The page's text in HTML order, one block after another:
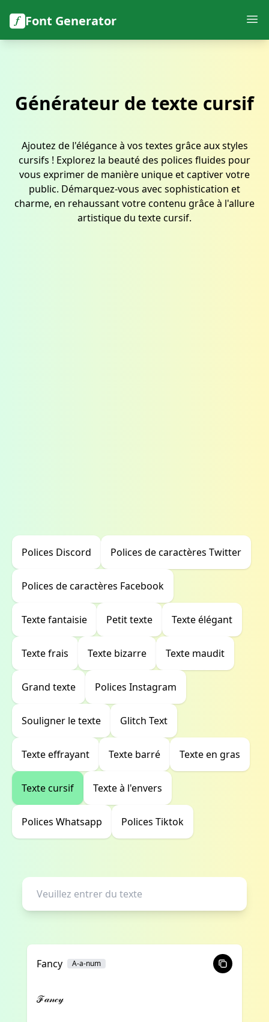
Font Generator
Générateur de texte cursif
Ajoutez de l'élégance à vos textes grâce aux styles
cursifs ! Explorez la beauté des polices fluides pour
vous exprimer de manière unique et captiver votre
public. Démarquez-vous avec sophistication et
charme, en rehaussant votre contenu grâce à l'allure
artistique du texte cursif.
Polices Discord Polices de caractères Twitter
Polices de caractères Facebook
Texte fantaisie Petit texte Texte élégant
Texte frais Texte bizarre Texte maudit
Grand texte Polices Instagram
Souligner le texte Glitch Text
Texte effrayant Texte barré Texte en gras
Texte cursif Texte à l'envers
Polices Whatsapp Polices Tiktok
Fancy A-a-num
ℱ𝒶𝓃𝒸𝓎